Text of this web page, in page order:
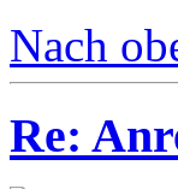
Nach
Re: